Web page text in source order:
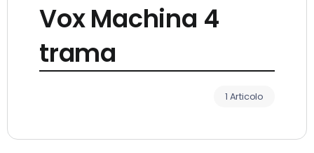
Vox Machina 4
trama
1 Articolo